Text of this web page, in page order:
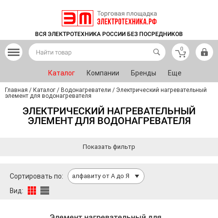
ВСЯ ЭЛЕКТРОТЕХНИКА РОССИИ БЕЗ ПОСРЕДНИКОВ
0
Каталог Компании Бренды Еще
Главная / Каталог / Водонагреватели / Электрический нагревательный
элемент для водонагревателя
ЭЛЕКТРИЧЕСКИЙ НАГРЕВАТЕЛЬНЫЙ
ЭЛЕМЕНТ ДЛЯ ВОДОНАГРЕВАТЕЛЯ
Показать фильтр
Сортировать по: алфавиту от А до Я
Вид: